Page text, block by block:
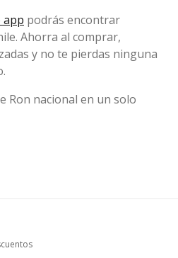
app podrás encontrar
Ahorra al comprar,
y no te pierdas ninguna
Ron nacional en un solo